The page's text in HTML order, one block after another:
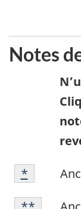
Notes
Note
de
bas
Retour à
*
Note